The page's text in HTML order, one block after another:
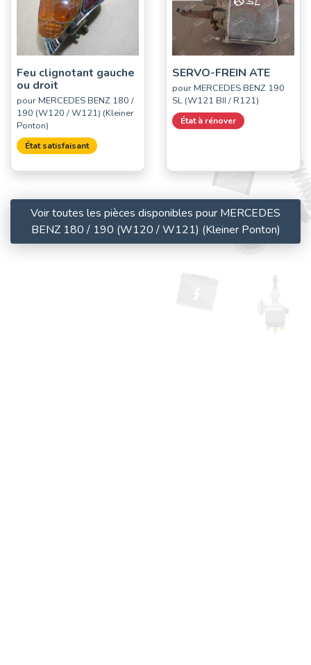
Feu clignotant gauche
ou droit
pour MERCEDES BENZ 180 /
190 (W120 / W121) (Kleiner
Ponton)
État satisfaisant
SERVO-FREIN ATE
pour MERCEDES BENZ 190
SL (W121 BII / R121)
État à rénover
Voir toutes les pièces disponibles pour MERCEDES
BENZ 180 / 190 (W120 / W121) (Kleiner Ponton)